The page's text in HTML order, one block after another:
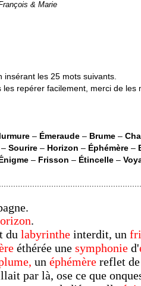
& Marie
insérant les 25 mots suivants.
les repérer facilement, merci de
– Émeraude – Brume –
– Sourire – Horizon – Éphémère –
– Frisson – Étincelle –
.
du labyrinthe interdit, un
éthérée une symphonie d'
un éphémère reflet
par là, ose ce que